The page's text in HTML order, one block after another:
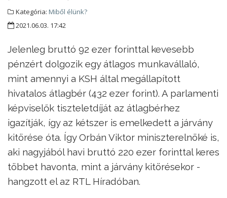
Kategória: Miből élünk?
2021.06.03. 17:42
Jelenleg bruttó 92 ezer forinttal kevesebb
pénzért dolgozik egy átlagos munkavállaló,
mint amennyi a KSH által megállapított
hivatalos átlagbér (432 ezer forint). A parlamenti
képviselők tiszteletdíját az átlagbérhez
igazítják, így az kétszer is emelkedett a járvány
kitörése óta. Így Orbán Viktor miniszterelnöké is,
aki nagyjából havi bruttó 220 ezer forinttal keres
többet havonta, mint a járvány kitörésekor -
hangzott el az RTL Híradóban.